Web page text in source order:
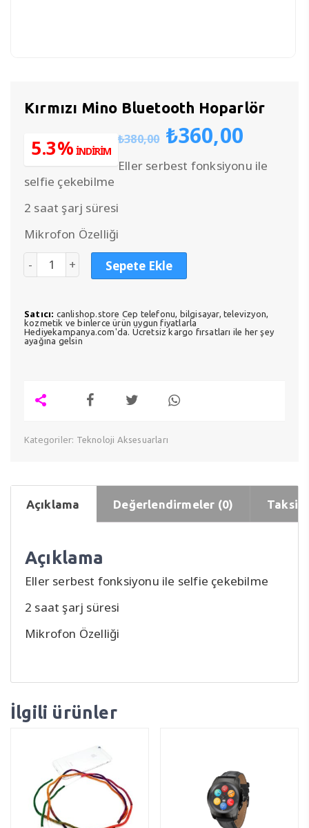
Kırmızı Mino Bluetooth Hoparlör
₺380,00 Orijinal
fiyat:
₺380,00.
₺360,00
fiyat:
5.3% İNDİRİM
Eller serbest fonksiyonu ile
selfie çekebilme
2 saat şarj süresi
Mikrofon Özelliği
Sepete Ekle
Satıcı: canlishop.store Cep telefonu, bilgisayar, televizyon,
kozmetik ve binlerce ürün uygun fiyatlarla
Hediyekampanya.com'da. Ücretsiz kargo fırsatları ile her şey
ayağına gelsin
Kategoriler: Teknoloji Aksesuarları
Açıklama Değerlendirmeler (0) Taksit
Açıklama
Eller serbest fonksiyonu ile selfie çekebilme
2 saat şarj süresi
Mikrofon Özelliği
İlgili ürünler